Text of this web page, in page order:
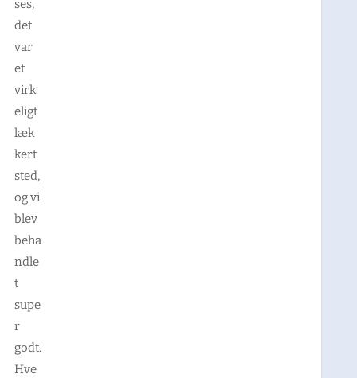
ses,
det
var
et
virk
eligt
læk
kert
sted,
og vi
blev
beha
ndle
t
supe
r
godt.
Hve